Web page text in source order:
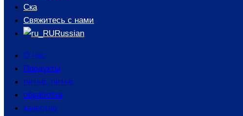
Ска
Свяжитесь с нами
Russian
О нас
Продукты
литье, литье
обработка
качество